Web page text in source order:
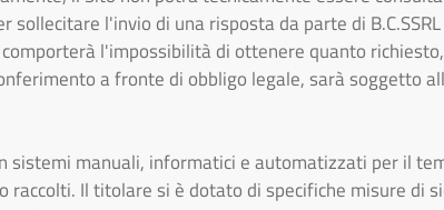
sollecitare l'invio di una risposta da parte di
l'impossibilità di ottenere quanto
a fronte di obbligo legale, sarà soggetto
sistemi manuali, informatici e automatizzati per il
raccolti. Il titolare si è dotato di specifiche misure di